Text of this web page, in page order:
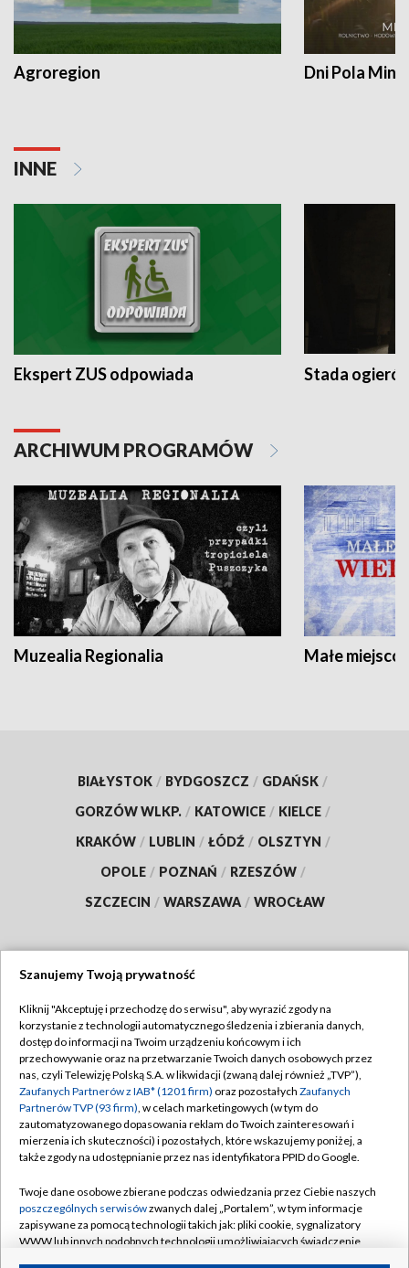
Agroregion Dni Pola
INNE
Ekspert ZUS odpowiada Stada
ARCHIWUM PROGRAMÓW
Muzealia Regionalia Małe
BIAŁYSTOK / BYDGOSZCZ / GDAŃSK /
GORZÓW WLKP. / KATOWICE / KIELCE /
KRAKÓW / LUBLIN / ŁÓDŹ / OLSZTYN /
OPOLE / POZNAŃ / RZESZÓW /
SZCZECIN / WARSZAWA / WROCŁAW
TVP
Abonament TVP
Emisja w TVP
Centrum informacji TVP
Naziemna Telewizja Cyfrowa
Rada Programowa
System NOS
Informacje o nadawcy
Regulamin TVP
Polityka prywatności
Moje zgody
Pomoc
Kontakt
Szanujemy Twoją prywatność
Kliknij "Akceptuję i przechodzę do serwisu", aby wyrazić zgody na
korzystanie z technologii automatycznego śledzenia i zbierania danych,
dostęp do informacji na Twoim urządzeniu końcowym i ich
przechowywanie oraz na przetwarzanie Twoich danych osobowych przez
nas, czyli Telewizję Polską S.A. w likwidacji (zwaną dalej również „TVP”),
Zaufanych Partnerów z IAB* (1201 firm) oraz pozostałych Zaufanych
Partnerów TVP (93 firm), w celach marketingowych (w tym do
zautomatyzowanego dopasowania reklam do Twoich zainteresowań i
mierzenia ich skuteczności) i pozostałych, które wskazujemy poniżej, a
także zgody na udostępnianie przez nas identyfikatora PPID do Google.
Twoje dane osobowe zbierane podczas odwiedzania przez Ciebie naszych
poszczególnych serwisówzwanych dalej „Portalem”, w tym informacje
zapisywane za pomocą technologii takich jak: pliki cookie, sygnalizatory
WWW lub innych podobnych technologii umożliwiających świadczenie